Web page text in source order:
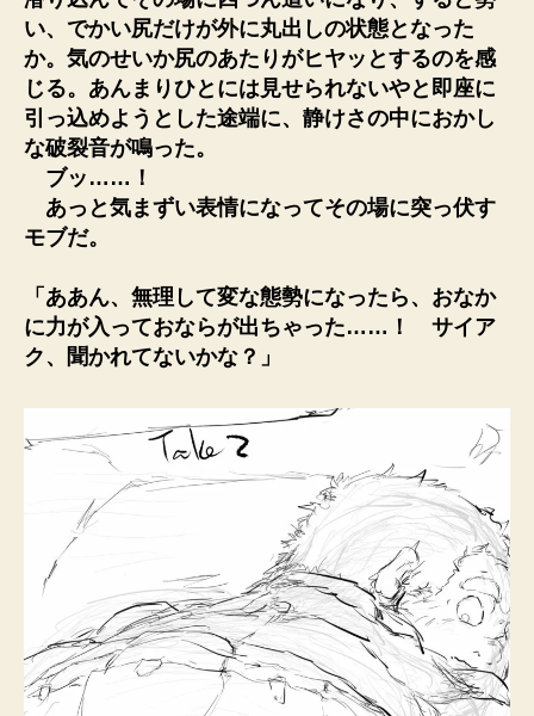
い、でかい尻だけが外に丸出しの状態となった
か。気のせいか尻のあたりがヒヤッとするのを感
じる。あんまりひとには見せられないやと即座に
引っ込めようとした途端に、静けさの中におかし
な破裂音が鳴った。
ブッ……！
あっと気まずい表情になってその場に突っ伏す
モブだ。
「ああん、無理して変な態勢になったら、おなか
に力が入っておならが出ちゃった……！ サイア
ク、聞かれてないかな？」